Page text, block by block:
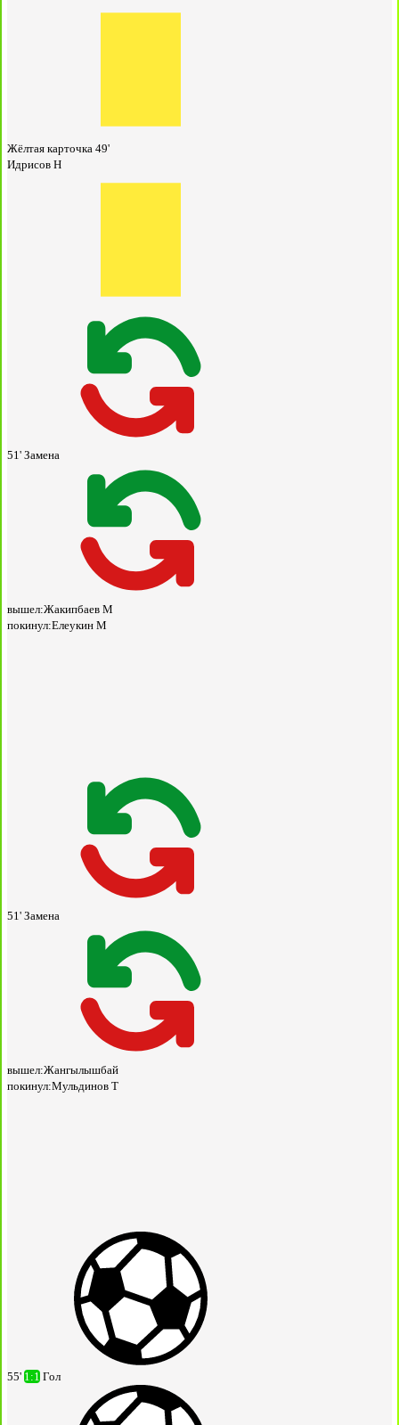
Жёлтая карточка 49'
Идрисов Н
51' Замена
вышел:Жакипбаев М
покинул:Елеукин М
51' Замена
вышел:Жангылышбай
покинул:Мульдинов Т
55' 1:1 Гол